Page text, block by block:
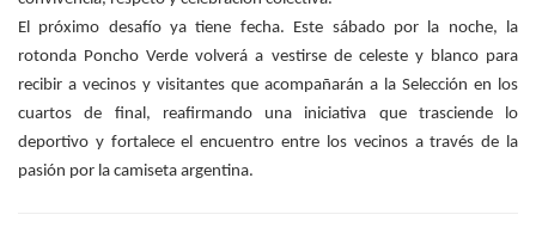
El próximo desafío ya tiene fecha. Este sábado por la noche, la
rotonda Poncho Verde volverá a vestirse de celeste y blanco para
recibir a vecinos y visitantes que acompañarán a la Selección en los
cuartos de final, reafirmando una iniciativa que trasciende lo
deportivo y fortalece el encuentro entre los vecinos a través de la
pasión por la camiseta argentina.